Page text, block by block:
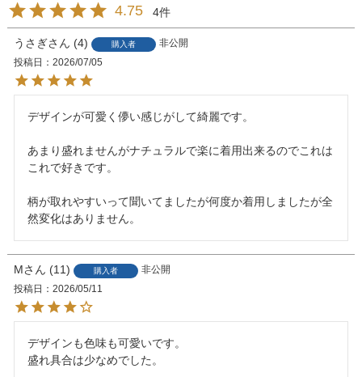
4.75 4
うさぎ 4 購入者
非公開
投稿日
2026/07/05
デザインが可愛く儚い感じがして綺麗です。
あまり盛れませんがナチュラルで楽に着用出来るのでこれは
これで好きです。
柄が取れやすいって聞いてましたが何度か着用しましたが全
然変化はありません。
M 11 購入者
非公開
投稿日
2026/05/11
デザインも色味も可愛いです。